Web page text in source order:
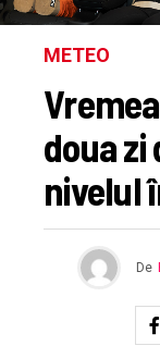
METEO
doua zi
nivelul
De